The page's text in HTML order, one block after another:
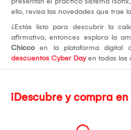
ello, revisa las novedades que trae la
¿Estás listo para descubrir la
afirmativa, entonces explora la
Chicco en la plataforma digital
descuentos Cyber Dayen todas las
¡Descubre y compra